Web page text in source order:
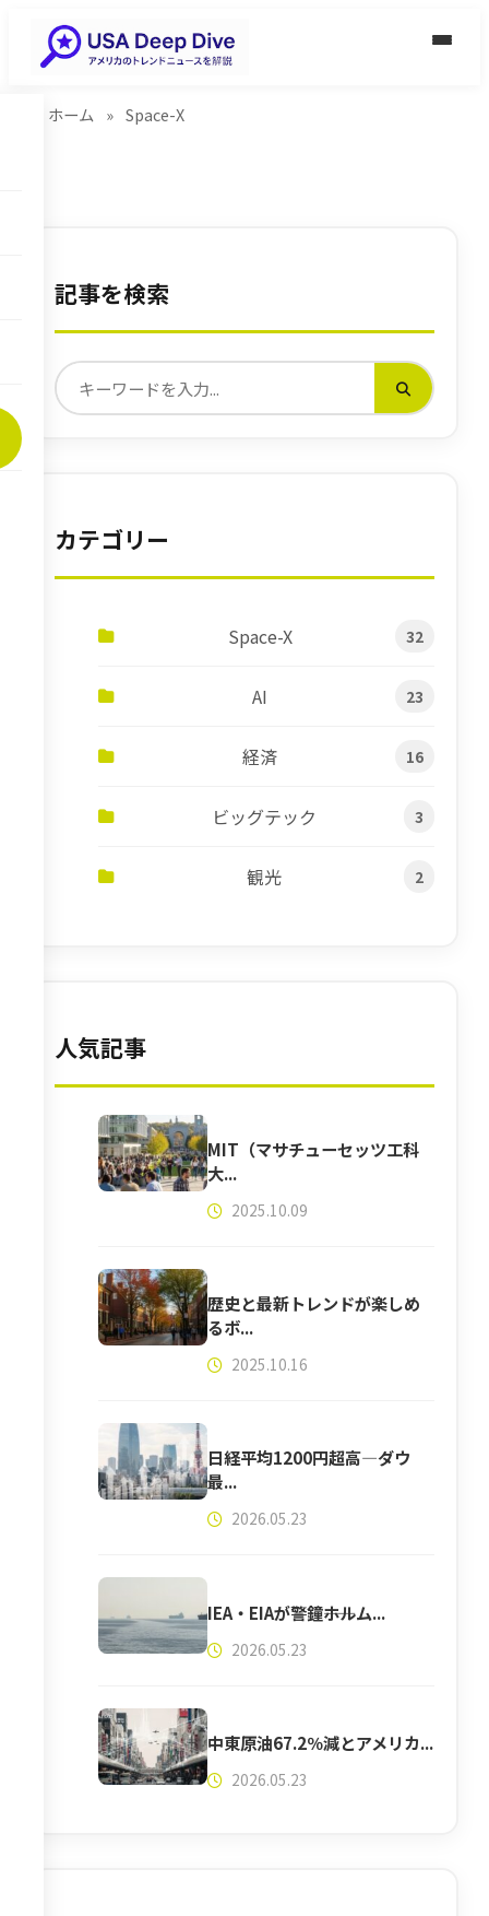
ホーム » Space-X
記事を検索
カテゴリー
Space-X 32
AI 23
経済 16
ビッグテック 3
観光 2
人気記事
MIT（マサチューセッツ工科
大...
2025.10.09
歴史と最新トレンドが楽しめ
るボ...
2025.10.16
日経平均1200円超高―ダウ
最...
2026.05.23
IEA・EIAが警鐘――ホルム...
2026.05.23
中東原油67.2％減とアメリカ...
2026.05.23